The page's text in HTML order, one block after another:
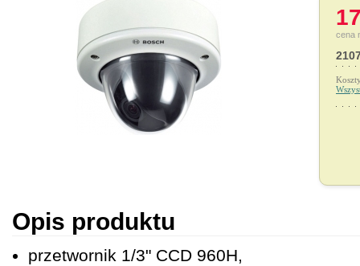
cena
Opis produktu
przetwornik 1/3" CCD 960H,